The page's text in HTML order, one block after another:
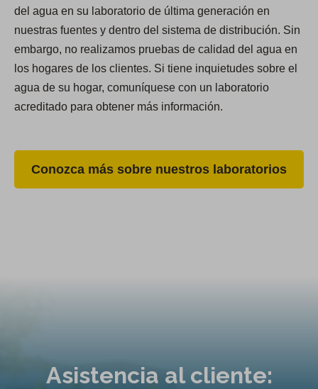
del agua en su laboratorio de última generación en
nuestras fuentes y dentro del sistema de distribución. Sin
embargo, no realizamos pruebas de calidad del agua en
los hogares de los clientes. Si tiene inquietudes sobre el
agua de su hogar, comuníquese con un laboratorio
acreditado para obtener más información.
Conozca más sobre nuestros laboratorios
Asistencia al cliente: